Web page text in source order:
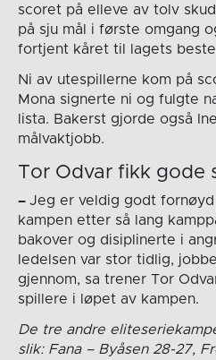
scoret på elleve av tolv
på sju mål i første omgang
fortjent kåret til lagets
Ni av utespillerne kom på
Mona signerte ni og fulgte
lista. Bakerst gjorde også
målvaktjobb.
Tor Odvar fikk gode
– Jeg er veldig godt
kampen etter så lang
bakover og disiplinerte i
ledelsen var stor tidlig,
gjennom, sa trener Tor
spillere i løpet av kampen.
De tre andre
slik: Fana – Byåsen 28-27,